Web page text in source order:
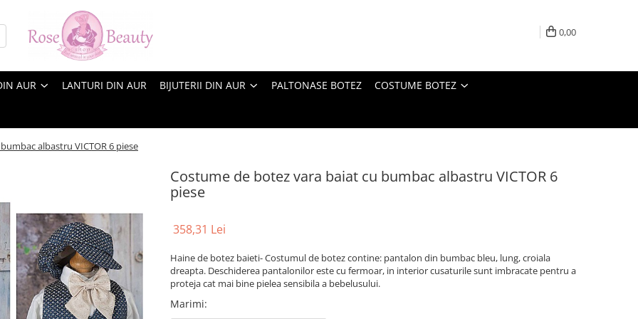
0,00
AUR LANTURI DIN AUR BIJUTERII DIN AUR PALTONASE BOTEZ COSTUME BOTEZ
albastru VICTOR 6 piese
Costume de botez vara baiat cu bumbac albastru VICTOR 6
piese
358,31 Lei
Haine de botez baieti- Costumul de botez contine: pantalon din bumbac bleu, lung, croiala
dreapta. Deschiderea pantalonilor este cu fermoar, in interior cusaturile sunt imbracate pentru a
proteja cat mai bine pielea sensibila a bebelusului.
Marimi: